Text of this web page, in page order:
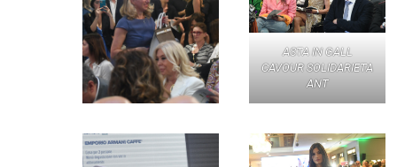
ASTA IN GALL
CAVOUR SOLIDARIETA
ANT